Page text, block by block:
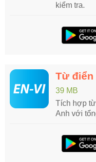
kiểm tra.
Từ điển
39 MB
Tích hợp
Anh với